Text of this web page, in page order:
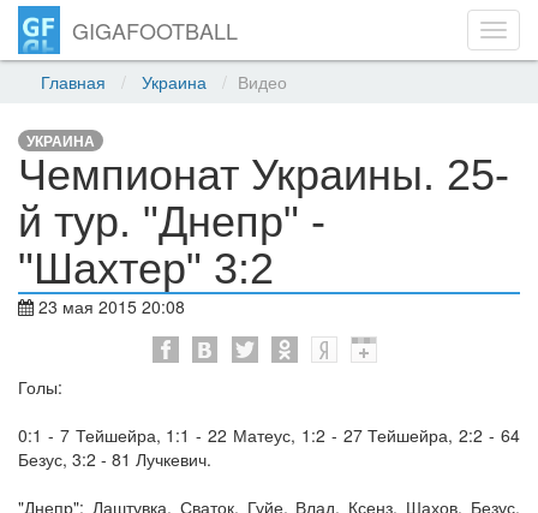
GIGAFOOTBALL
Главная Украина Видео
УКРАИНА
Чемпионат Украины. 25-
й тур. "Днепр" -
"Шахтер" 3:2
23 мая 2015 20:08
Голы:
0:1 - 7 Тейшейра, 1:1 - 22 Матеус, 1:2 - 27 Тейшейра, 2:2 - 64
Безус, 3:2 - 81 Лучкевич.
"Днепр": Лаштувка, Сваток, Гуйе, Влад, Ксенз, Шахов, Безус,